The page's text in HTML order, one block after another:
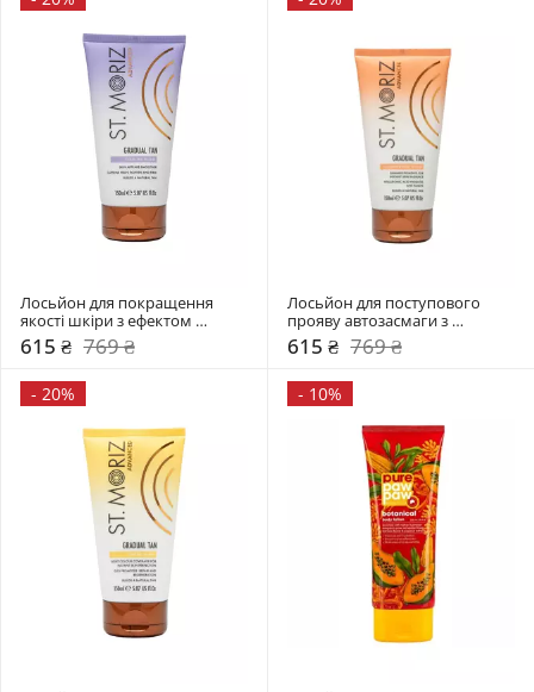
Лосьйон для покращення
якості шкіри з ефектом
автозасмаги St.Moriz
615 ₴ 769 ₴
Лосьйон для поступового
прояву автозасмаги з
шимером St.Moriz
615 ₴ 769 ₴
- 20% - 10%